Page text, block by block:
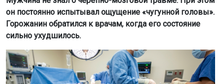
он постоянно испытывал ощущение «чугунной головы».
Горожанин обратился к врачам, когда его состояние
сильно ухудшилось.